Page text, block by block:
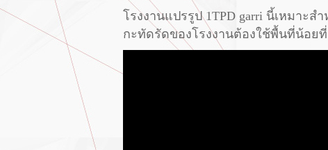
โรงงานแปรรูป 1TPD garri นี้เหมาะ
กะทัดรัดของโรงงานต้องใช้พื้นที่น้อย